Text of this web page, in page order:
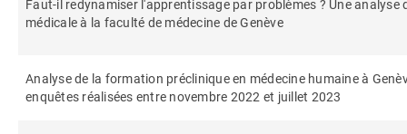
Faut-il redynamiser l'apprentissage par problèmes ? Une
médicale à la faculté de médecine de Genève
Analyse de la formation préclinique en médecine humaine à
enquêtes réalisées entre novembre 2022 et juillet 2023